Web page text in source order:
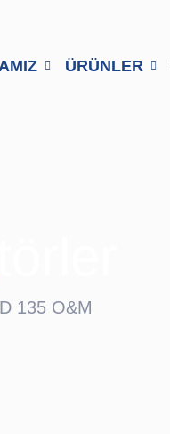
ÜRÜNLER
135 O&M